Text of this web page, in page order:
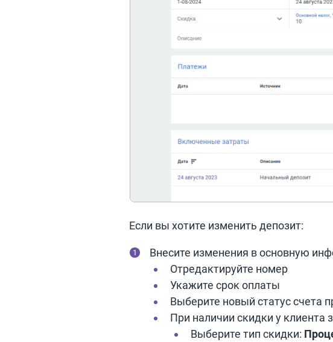
Если вы хотите изменить депозит:
Внесите изменения в основную
Отредактируйте номер
Укажите срок оплаты
Выберите новый статус счета
При наличии скидки у клиента
Выберите тип скидки: